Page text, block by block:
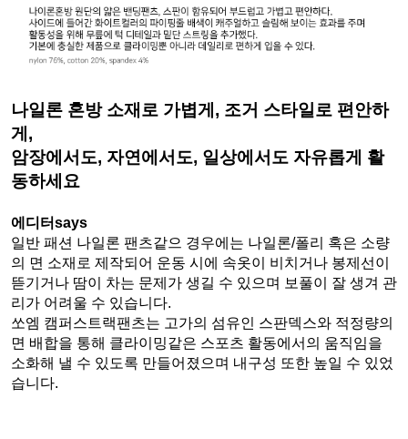
나일론 혼방 소재로 가볍게, 조거 스타일로 편안하
게,
암장에서도, 자연에서도, 일상에서도 자유롭게 활
동하세요
에디터says
일반 패션 나일론 팬츠같으 경우에는 나일론/폴리 혹은 소량
의 면 소재로 제작되어 운동 시에 속옷이 비치거나 봉제선이
뜯기거나 땀이 차는 문제가 생길 수 있으며 보풀이 잘 생겨 관
리가 어려울 수 있습니다.
쏘엠 캠퍼스트랙팬츠는 고가의 섬유인 스판덱스와 적정량의
면 배합을 통해 클라이밍같은 스포츠 활동에서의 움직임을
소화해 낼 수 있도록 만들어졌으며 내구성 또한 높일 수 있었
습니다.